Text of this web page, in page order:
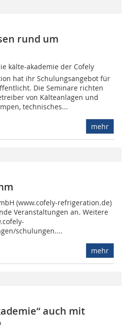
rund um
kälte-akademie der Cofely
hat ihr Schulungsangebot für
Die Seminare richten
von Kälteanlagen und
technisches...
mehr
(www.cofely-refrigeration.de)
Veranstaltungen an. Weitere
schulungen....
mehr
auch mit